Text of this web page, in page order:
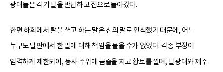
광대들은 각기 탈을 반납하고 집으로 돌아갔다.
한편 하회에서 탈을 쓰고 하는 말은 신의 말로 인식했기 때문에, 어느
누구도 탈판에서 한 말에 대해 책임을 물을 수가 없었다. 각종 부정이
엄격하게 제한되어, 동사 주위에 금줄을 치고 황토를 깔며, 탈광대와 제주